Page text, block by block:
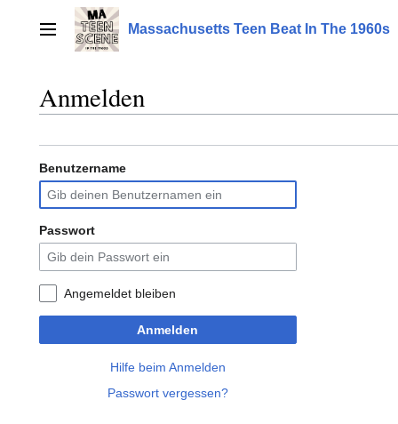
springenHauptmenü Massachusetts Teen Beat In The 1960s
Anmelden
Benutzername
Passwort
Angemeldet bleiben
Anmelden
Hilfe beim Anmelden
Passwort vergessen?